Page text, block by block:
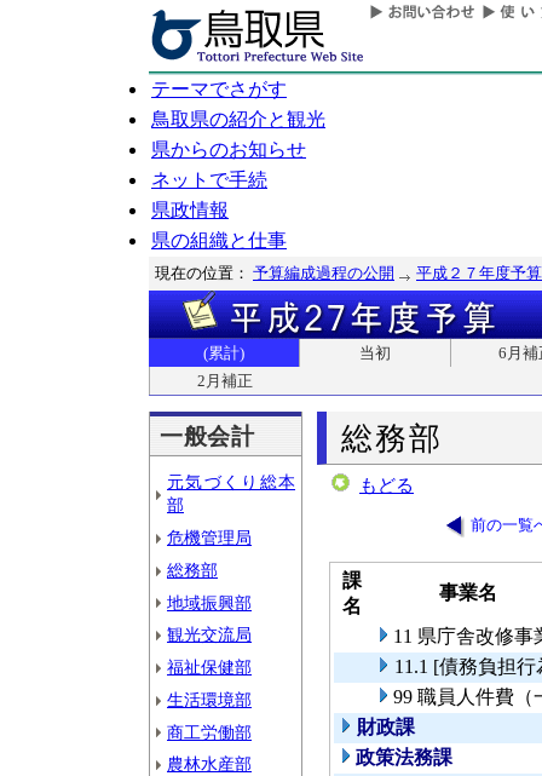
テーマでさがす
鳥取県の紹介と観光
県からのお知らせ
ネットで手続
県政情報
県の組織と仕事
現在の位置： 予算編成過程の公開 平成２７年度予算
(累計) 当初
6月補
2月補正
一般会計
元気づくり総本
部
危機管理局
総務部
地域振興部
観光交流局
福祉保健部
生活環境部
商工労働部
農林水産部
総務部
もどる
前の一覧
課
名
事業名
11 県庁舎改修事
11.1 [債務負担
99 職員人件費（
財政課
政策法務課